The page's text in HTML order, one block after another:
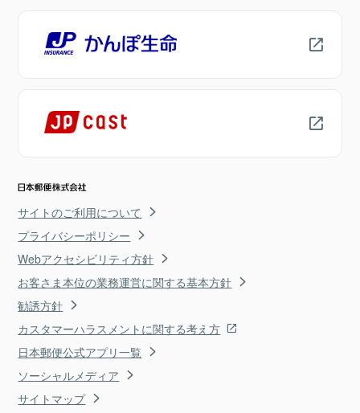
サイトのご利用について
プライバシーポリシー
Webアクセシビリティ方針
お客さま本位の業務運営に関する基本方針
勧誘方針
カスタマーハラスメントに関する考え方
日本郵便公式アプリ一覧
ソーシャルメディア
サイトマップ